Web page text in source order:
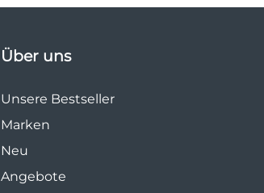
Über uns
Unsere Bestseller
Marken
Neu
Angebote